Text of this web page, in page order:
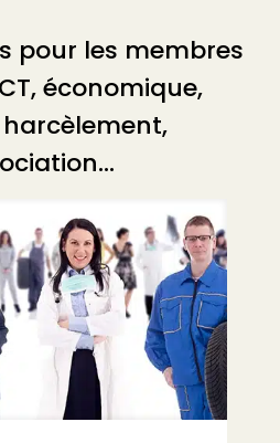
pour les membres
économique,